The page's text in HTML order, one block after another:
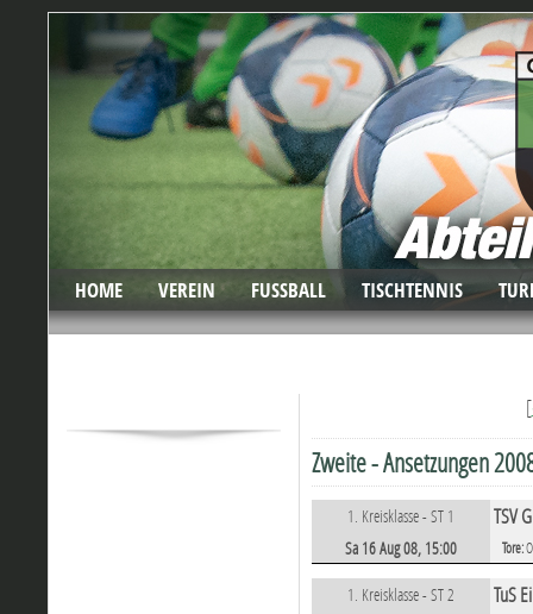
HOME VEREIN FUSSBALL TISCHTENNIS
[
Zweite - Ansetzungen
1. Kreisklasse - ST 1 TSV
Sa 16 Aug 08, 15:00 Tore:
1. Kreisklasse - ST 2 TuS